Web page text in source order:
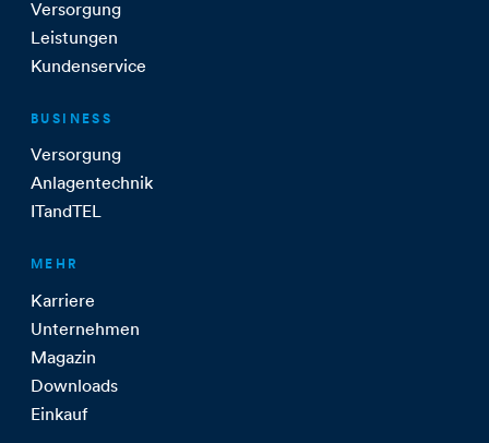
Versorgung
Leistungen
Kundenservice
BUSINESS
Versorgung
Anlagentechnik
ITandTEL
MEHR
Karriere
Unternehmen
Magazin
Downloads
Einkauf